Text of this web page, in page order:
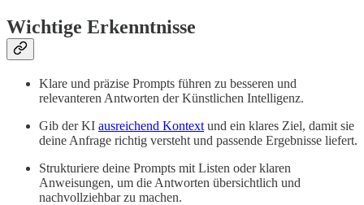
Wichtige Erkenntnisse
Klare und präzise Prompts führen zu besseren und
relevanteren Antworten der Künstlichen Intelligenz.
Gib der KI ausreichend Kontext und ein klares Ziel, damit sie
deine Anfrage richtig versteht und passende Ergebnisse liefert.
Strukturiere deine Prompts mit Listen oder klaren
Anweisungen, um die Antworten übersichtlich und
nachvollziehbar zu machen.